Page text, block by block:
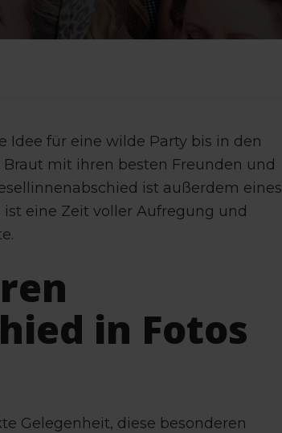
Idee für eine wilde Party bis in den
mit ihren besten Freunden und
ist außerdem eines
eine Zeit voller Aufregung und
in Fotos
Gelegenheit, diese besonderen